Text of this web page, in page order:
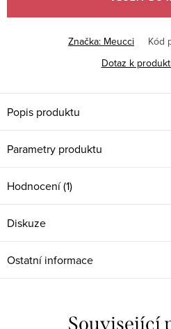
Značka: Meucci Kód
Dotaz k
Popis produktu
Parametry produktu
Hodnocení (1)
Diskuze
Ostatní informace
Související